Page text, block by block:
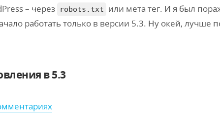
– через
robots.txt
или мета тег. И я был
работать только в версии 5.3. Ну окей, лучше
в 5.3